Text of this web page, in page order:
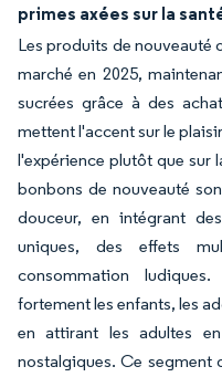
primes axées sur la
Les produits de nouveauté
marché en 2025,
sucrées grâce à des
mettent l'accent sur le
l'expérience plutôt que sur
bonbons de nouveauté
douceur, en intégrant
uniques, des effets
consommation
fortement les enfants, les
en attirant les adultes
nostalgiques. Ce segment